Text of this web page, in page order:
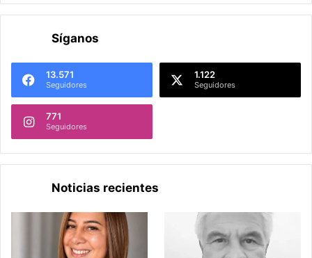
Síganos
13.571
Seguidores
1.122
Seguidores
771
Seguidores
Noticias recientes